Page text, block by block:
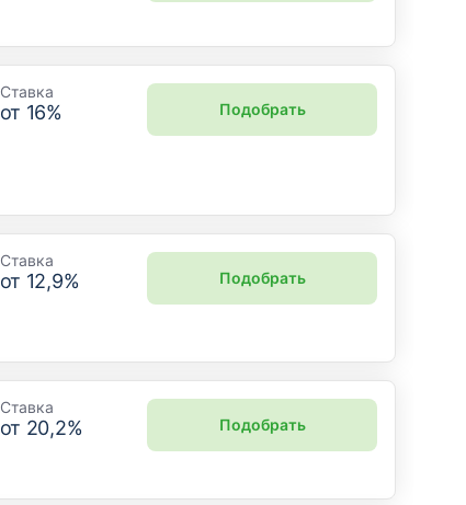
Ставка
от 16% Подобрать
Ставка
от 12,9% Подобрать
Ставка
от 20,2% Подобрать